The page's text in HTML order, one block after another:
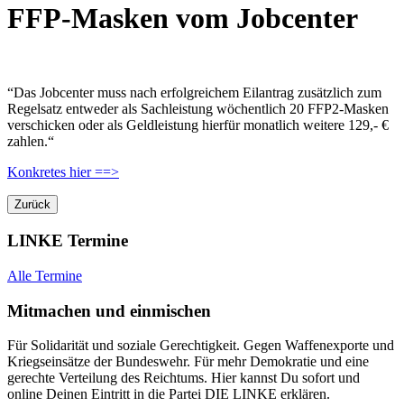
FFP-Masken vom Jobcenter
“Das Jobcenter muss nach erfolgreichem Eilantrag zusätzlich zum
Regelsatz entweder als Sachleistung wöchentlich 20 FFP2-Masken
verschicken oder als Geldleistung hierfür monatlich weitere 129,- €
zahlen.“
Konkretes hier ==>
Zurück
LINKE Termine
Alle Termine
Mitmachen und einmischen
Für Solidarität und soziale Gerechtigkeit. Gegen Waffenexporte und
Kriegseinsätze der Bundeswehr. Für mehr Demokratie und eine
gerechte Verteilung des Reichtums. Hier kannst Du sofort und
online Deinen Eintritt in die Partei DIE LINKE erklären.